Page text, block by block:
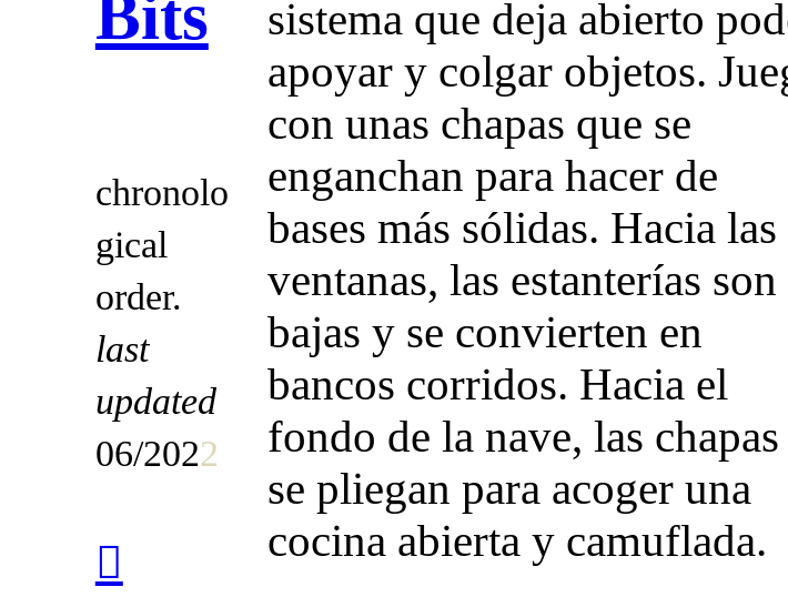
Bits
chronolo
gical
order.
last
updated
06/2022
︎
sistema que deja abierto
apoyar y colgar objetos.
con unas chapas que se
enganchan para hacer de
bases más sólidas. Hacia las
ventanas, las estanterías son
bajas y se convierten en
bancos corridos. Hacia el
fondo de la nave, las chapas
se pliegan para acoger una
cocina abierta y camuflada.